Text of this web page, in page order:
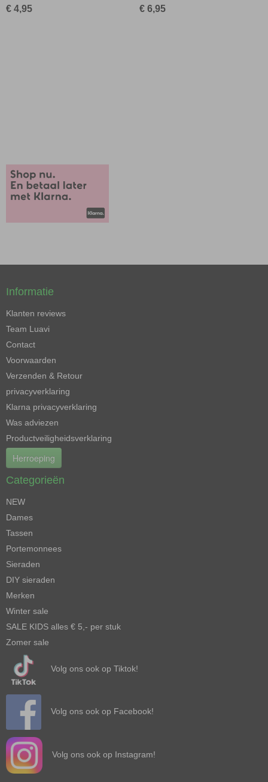
€ 4,95 € 6,95
Informatie
Klanten reviews
Team Luavi
Contact
Voorwaarden
Verzenden & Retour
privacyverklaring
Klarna privacyverklaring
Was adviezen
Productveiligheidsverklaring
Herroeping
Categorieën
NEW
Dames
Tassen
Portemonnees
Sieraden
DIY sieraden
Merken
Winter sale
SALE KIDS alles € 5,- per stuk
Zomer sale
Volg ons ook op Tiktok!
Volg ons ook op Facebook!
Volg ons ook op Instagram!